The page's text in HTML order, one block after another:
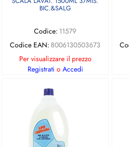
BIC.&SALG
Codice: 11579
Codice EAN: 8006130503673
Per visualizzare il prezzo
Registrati o Accedi